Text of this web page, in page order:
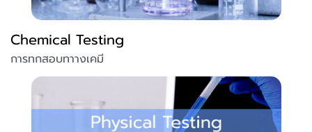
Chemical Testing
การทกสอบทาางเคมี